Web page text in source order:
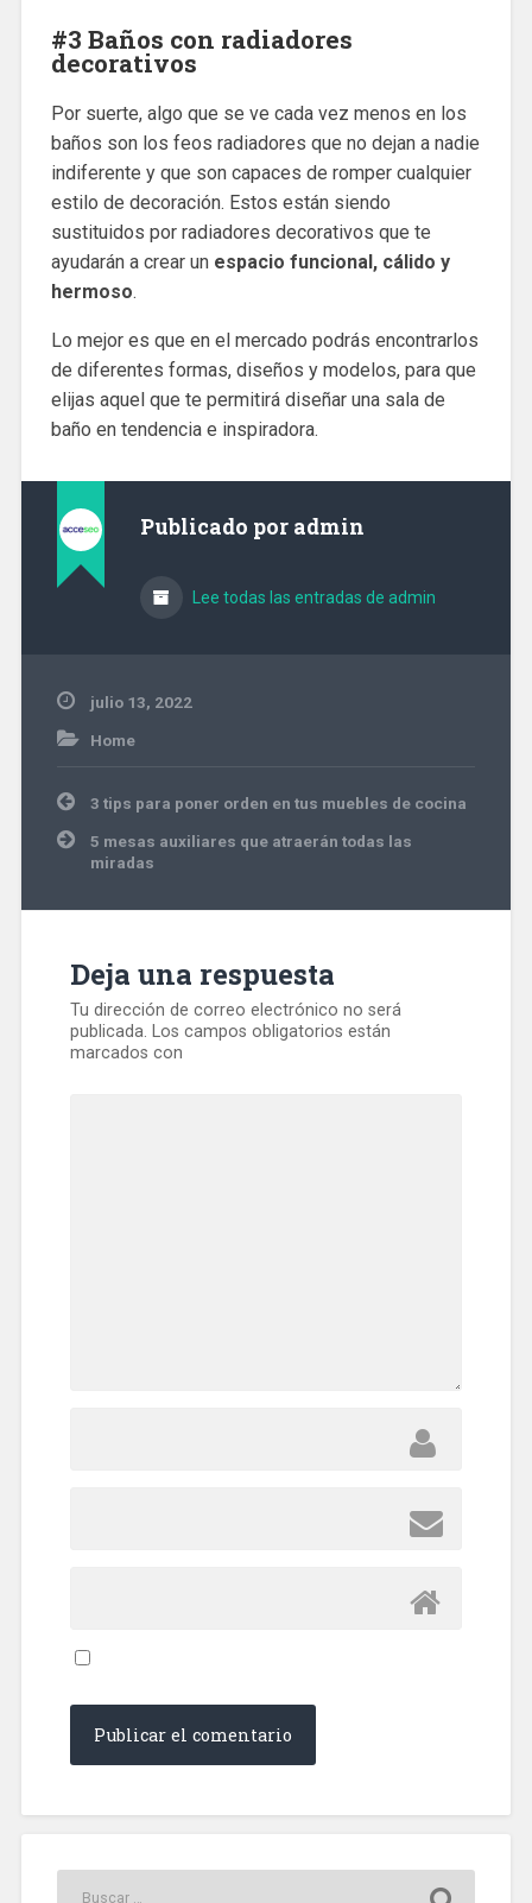
#3 Baños con radiadores
decorativos
Por suerte, algo que se ve cada vez menos en los
baños son los feos radiadores que no dejan a nadie
indiferente y que son capaces de romper cualquier
estilo de decoración. Estos están siendo
sustituidos por radiadores decorativos que te
ayudarán a crear un espacio funcional, cálido y
hermoso.
Lo mejor es que en el mercado podrás encontrarlos
de diferentes formas, diseños y modelos, para que
elijas aquel que te permitirá diseñar una sala de
baño en tendencia e inspiradora.
Publicado por admin
Lee todas las entradas de admin
julio 13, 2022
Home
Navegación
entradas
3 tips para poner orden en tus muebles de cocina
5 mesas auxiliares que atraerán todas las
miradas
Deja una respuesta
Tu dirección de correo electrónico no será
publicada. Los campos obligatorios están
marcados con